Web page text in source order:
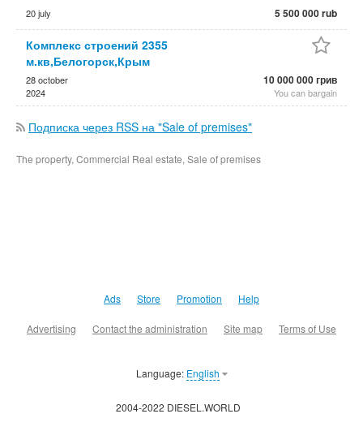
20 july 5 500 000 rub
Комплекс строений 2355
м.кв,Белогорск,Крым
28 october
2024
10 000 000 грив
You can bargain
Подписка через RSS на "Sale of premises"
The property, Commercial Real estate, Sale of premises
Ads Store Promotion Help
Advertising Contact the administration Site map Terms of Use
Language: English
2004-2022 DIESEL.WORLD